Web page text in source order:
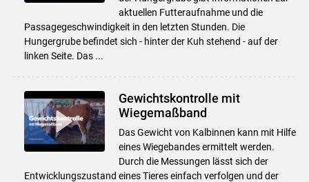
aktuellen Futteraufnahme und die
Passagegeschwindigkeit in den letzten Stunden. Die
Hungergrube befindet sich - hinter der Kuh stehend - auf der
linken Seite. Das ...
Gewichtskontrolle mit
Wiegemaßband
Das Gewicht von Kalbinnen kann mit Hilfe
eines Wiegebandes ermittelt werden.
Durch die Messungen lässt sich der
Entwicklungszustand eines Tieres einfach verfolgen und der